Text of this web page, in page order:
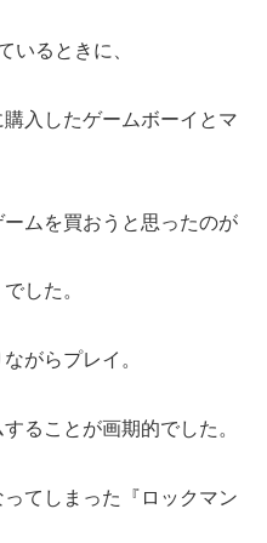
いるときに、
入したゲームボーイとマ
ムを買おうと思ったのが
した。
がらプレイ。
ることが画期的でした。
てしまった『ロックマン